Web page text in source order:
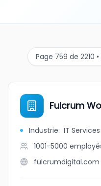
Page 759 de 2210
Fulcrum
Industrie: IT
1001-5000
fulcrumdigital.com